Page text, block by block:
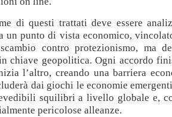
di questi trattati deve essere
un punto di vista economico,
contro protezionismo, ma
chiave geopolitica. Ogni accordo
l’altro, creando una barriera
dai giochi le economie
squilibri a livello globale e,
pericolose alleanze.